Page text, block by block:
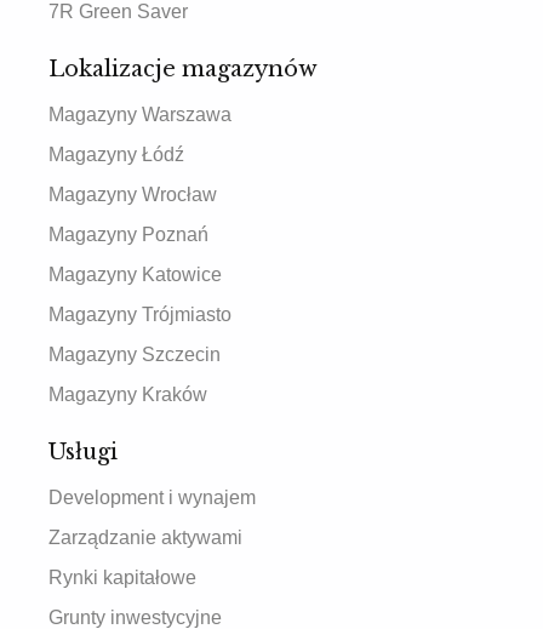
7R Green Saver
Lokalizacje magazynów
Magazyny Warszawa
Magazyny Łódź
Magazyny Wrocław
Magazyny Poznań
Magazyny Katowice
Magazyny Trójmiasto
Magazyny Szczecin
Magazyny Kraków
Usługi
Development i wynajem
Zarządzanie aktywami
Rynki kapitałowe
Grunty inwestycyjne